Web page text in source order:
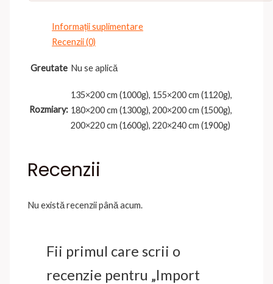
Informații suplimentare
Recenzii (0)
Greutate Nu se aplică
Rozmiary:
135×200 cm (1000g), 155×200 cm (1120g),
180×200 cm (1300g), 200×200 cm (1500g),
200×220 cm (1600g), 220×240 cm (1900g)
Recenzii
Nu există recenzii până acum.
Fii primul care scrii o
recenzie pentru „Import